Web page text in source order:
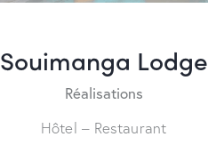
Souimanga Lodge
Réalisations
Hôtel – Restaurant